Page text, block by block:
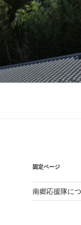
固定ページ
南郷応援隊に